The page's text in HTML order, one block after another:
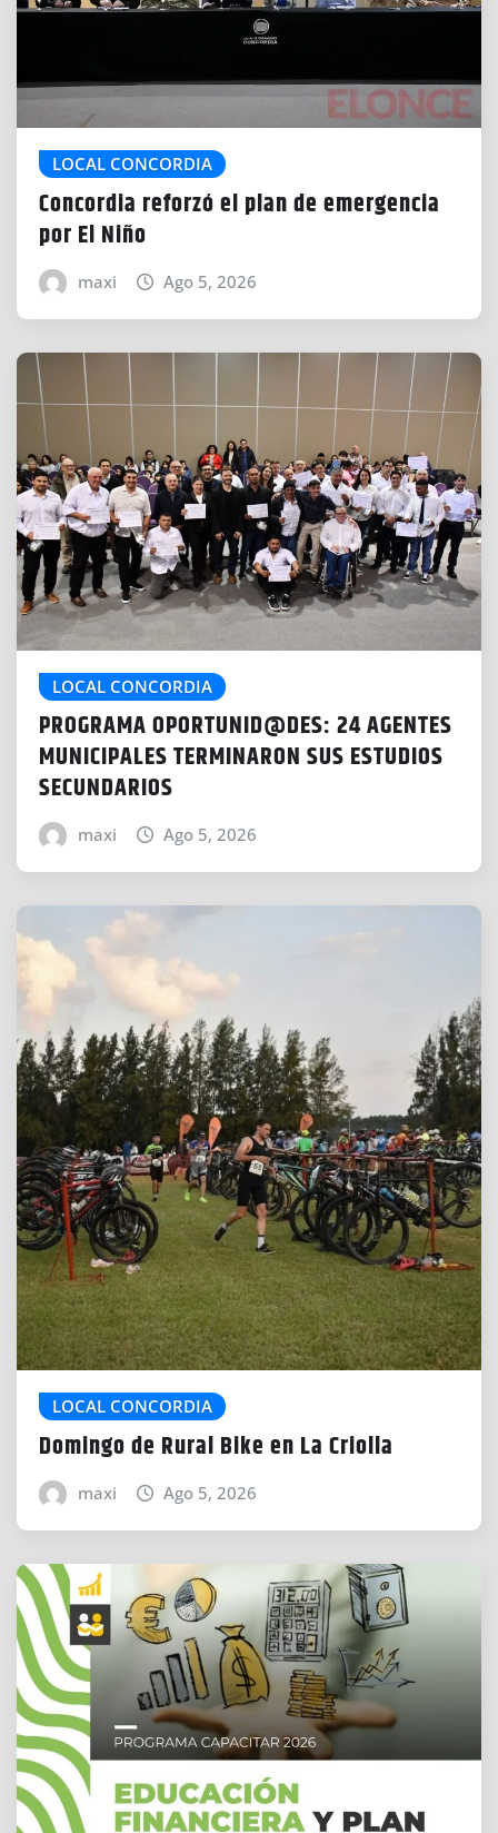
LOCAL CONCORDIA
Concordia reforzó el plan de emergencia
por El Niño
maxi Ago 5, 2026
LOCAL CONCORDIA
PROGRAMA OPORTUNID@DES: 24 AGENTES
MUNICIPALES TERMINARON SUS ESTUDIOS
SECUNDARIOS
maxi Ago 5, 2026
LOCAL CONCORDIA
Domingo de Rural Bike en La Criolla
maxi Ago 5, 2026